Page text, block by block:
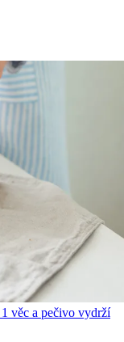
věc a pečivo vydrží